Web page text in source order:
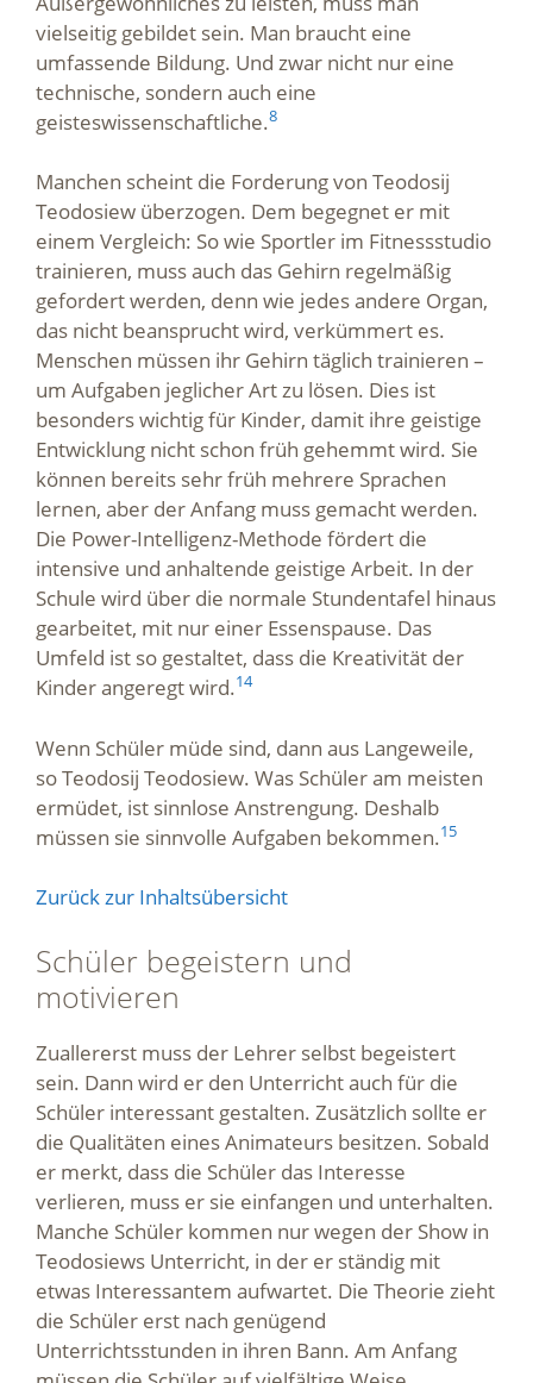
vielseitig gebildet sein. Man braucht eine
umfassende Bildung. Und zwar nicht nur eine
technische, sondern auch eine
geisteswissenschaftliche.8
Manchen scheint die Forderung von Teodosij
Teodosiew überzogen. Dem begegnet er mit
einem Vergleich: So wie Sportler im Fitnessstudio
trainieren, muss auch das Gehirn regelmäßig
gefordert werden, denn wie jedes andere Organ,
das nicht beansprucht wird, verkümmert es.
Menschen müssen ihr Gehirn täglich trainieren –
um Aufgaben jeglicher Art zu lösen. Dies ist
besonders wichtig für Kinder, damit ihre geistige
Entwicklung nicht schon früh gehemmt wird. Sie
können bereits sehr früh mehrere Sprachen
lernen, aber der Anfang muss gemacht werden.
Die Power-Intelligenz-Methode fördert die
intensive und anhaltende geistige Arbeit. In der
Schule wird über die normale Stundentafel hinaus
gearbeitet, mit nur einer Essenspause. Das
Umfeld ist so gestaltet, dass die Kreativität der
Kinder angeregt wird.14
Wenn Schüler müde sind, dann aus Langeweile,
so Teodosij Teodosiew. Was Schüler am meisten
ermüdet, ist sinnlose Anstrengung. Deshalb
müssen sie sinnvolle Aufgaben bekommen.15
Zurück zur Inhaltsübersicht
Schüler begeistern und
motivieren
Zuallererst muss der Lehrer selbst begeistert
sein. Dann wird er den Unterricht auch für die
Schüler interessant gestalten. Zusätzlich sollte er
die Qualitäten eines Animateurs besitzen. Sobald
er merkt, dass die Schüler das Interesse
verlieren, muss er sie einfangen und unterhalten.
Manche Schüler kommen nur wegen der Show in
Teodosiews Unterricht, in der er ständig mit
etwas Interessantem aufwartet. Die Theorie zieht
die Schüler erst nach genügend
Unterrichtsstunden in ihren Bann. Am Anfang